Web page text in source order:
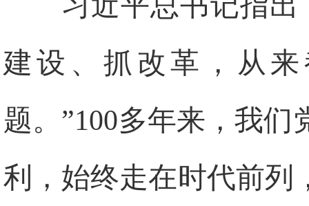
建设、抓改革，从
题。”100多年来，我
利，始终走在时代前列